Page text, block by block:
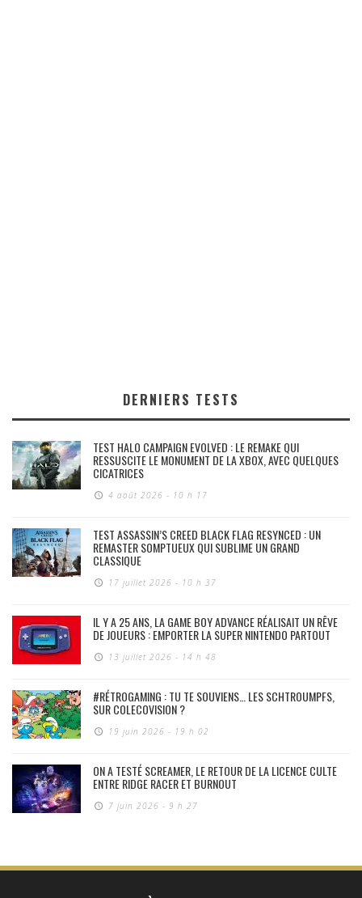
DERNIERS TESTS
TEST HALO CAMPAIGN EVOLVED : LE REMAKE QUI
RESSUSCITE LE MONUMENT DE LA XBOX, AVEC QUELQUES
CICATRICES
4 août 2026 - 10 h 17
TEST ASSASSIN’S CREED BLACK FLAG RESYNCED : UN
REMASTER SOMPTUEUX QUI SUBLIME UN GRAND
CLASSIQUE
17 juillet 2026 - 10 h 37
IL Y A 25 ANS, LA GAME BOY ADVANCE RÉALISAIT UN RÊVE
DE JOUEURS : EMPORTER LA SUPER NINTENDO PARTOUT
13 juillet 2026 - 14 h 48
#RÉTROGAMING : TU TE SOUVIENS… LES SCHTROUMPFS,
SUR COLECOVISION ?
19 juin 2026 - 19 h 02
ON A TESTÉ SCREAMER, LE RETOUR DE LA LICENCE CULTE
ENTRE RIDGE RACER ET BURNOUT
7 juin 2026 - 9 h 27